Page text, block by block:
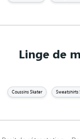
Linge de
Coussins Skater Sweatshirts